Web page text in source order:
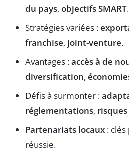
du pays, objectifs SMART.
Stratégies variées :
franchise, joint-venture.
Avantages :accès à de
diversification,
Défis à surmonter :
réglementations,
Partenariats locaux :
réussie.